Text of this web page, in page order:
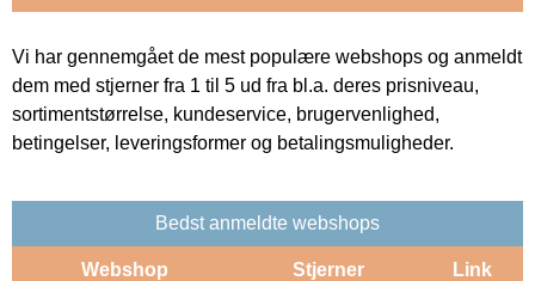
Vi har gennemgået de mest populære webshops og anmeldt
dem med stjerner fra 1 til 5 ud fra bl.a. deres prisniveau,
sortimentstørrelse, kundeservice, brugervenlighed,
betingelser, leveringsformer og betalingsmuligheder.
Bedst anmeldte webshops
Webshop Stjerner Link